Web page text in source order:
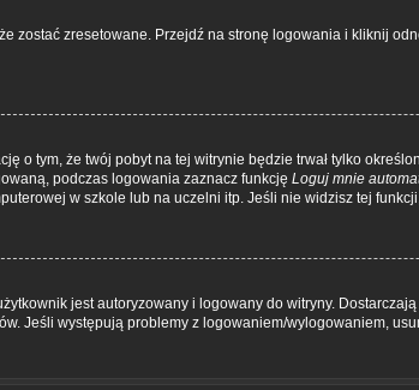
zresetowane. Przejdź na stronę logowania i kliknij
o tym, że twój pobyt na tej witrynie będzie trwał tylko
podczas logowania zaznacz funkcję Loguj mnie
w szkole lub na uczelni itp. Jeśli nie widzisz tej
jest autoryzowany i logowany do witryny.
Jeśli występują problemy z logowaniem/wylogowaniem,